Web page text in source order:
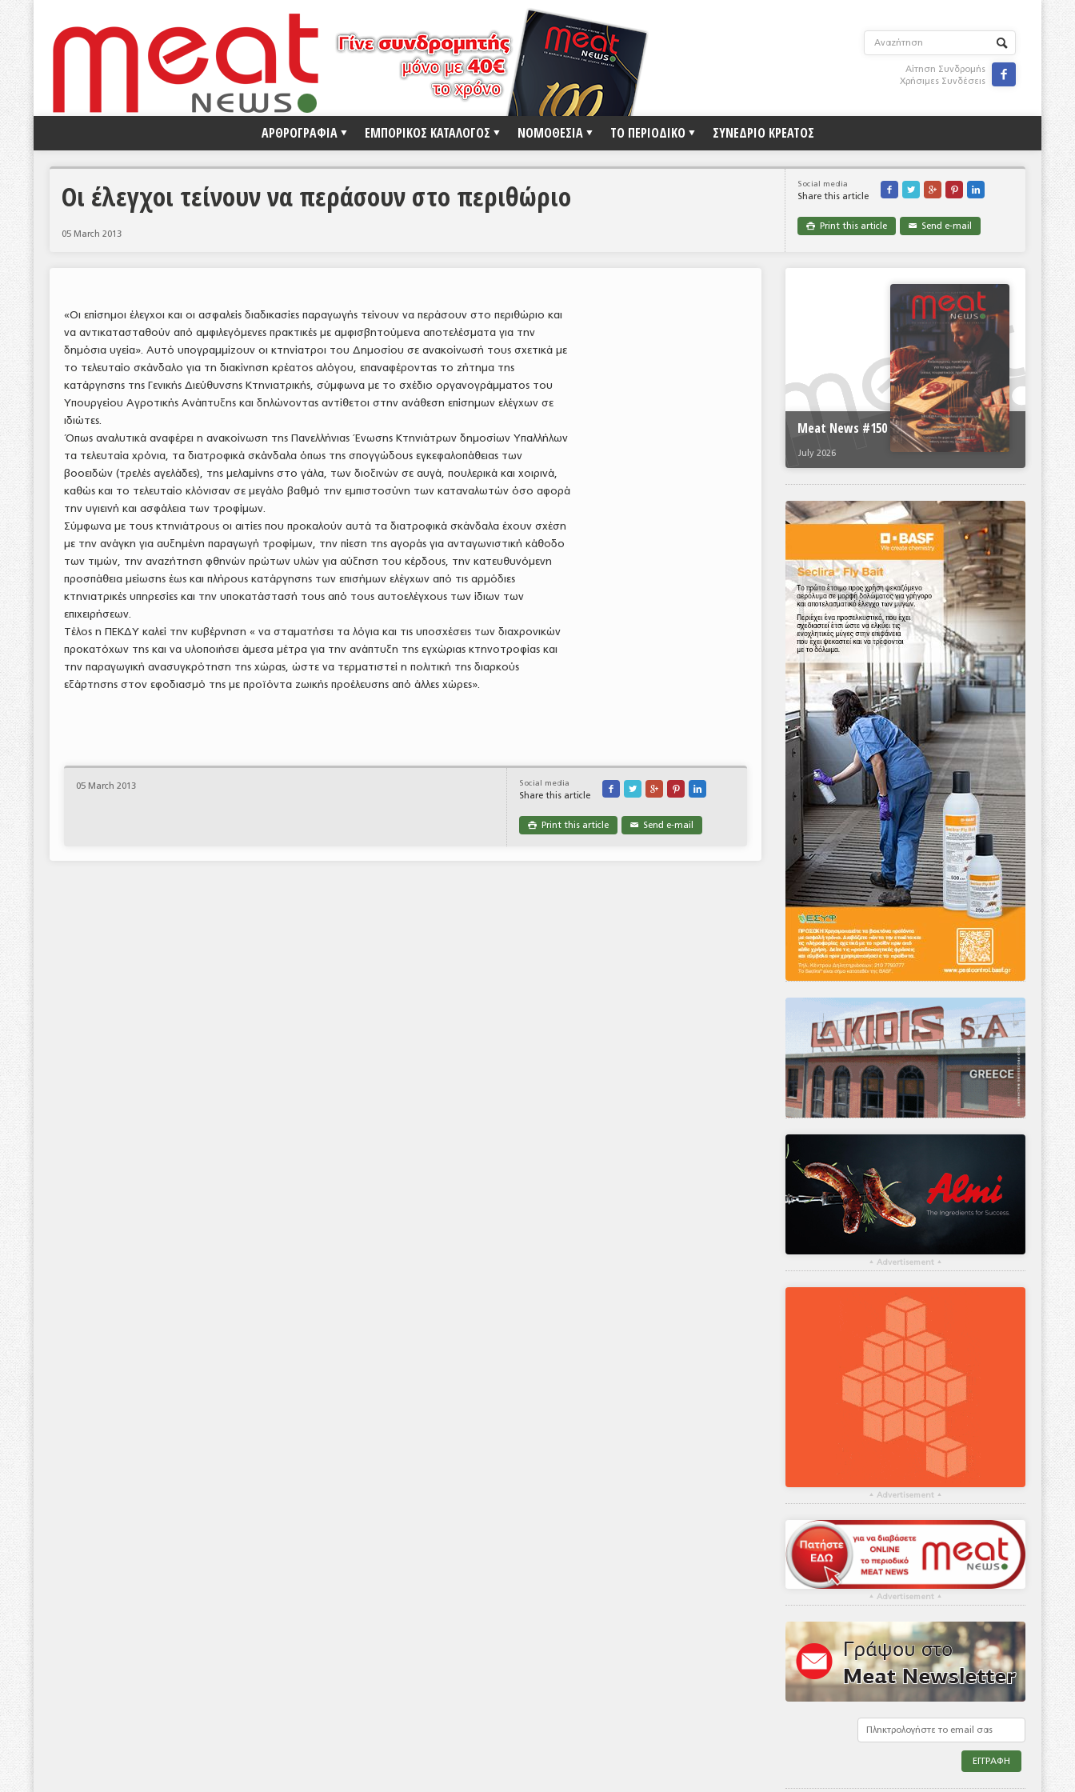
Αίτηση Συνδρομής
Χρήσιμες Συνδέσεις

ΑΡΘΡΟΓΡΑΦΙΑ ΕΜΠΟΡΙΚΟΣ ΚΑΤΑΛΟΓΟΣ ΝΟΜΟΘΕΣΙΑ ΤΟ ΠΕΡΙΟΔΙΚΟ ΣΥΝΕΔΡΙΟ ΚΡΕΑΤΟΣ
Social media
Share this article
    
 Print this article ✉ Send e-mail
Οι έλεγχοι τείνουν να περάσουν στο περιθώριο
05 March 2013
«Οι επίσημοι έλεγχοι και οι ασφαλείς διαδικασίες παραγωγής τείνουν να περάσουν στο περιθώριο και
να αντικατασταθούν από αμφιλεγόμενες πρακτικές με αμφισβητούμενα αποτελέσματα για την
δημόσια υγεία». Αυτό υπογραμμίζουν οι κτηνίατροι του Δημοσίου σε ανακοίνωσή τους σχετικά με
το τελευταίο σκάνδαλο για τη διακίνηση κρέατος αλόγου, επαναφέροντας το ζήτημα της
κατάργησης της Γενικής Διεύθυνσης Κτηνιατρικής, σύμφωνα με το σχέδιο οργανογράμματος του
Υπουργείου Αγροτικής Ανάπτυξης και δηλώνοντας αντίθετοι στην ανάθεση επίσημων ελέγχων σε
ιδιώτες.
Όπως αναλυτικά αναφέρει η ανακοίνωση της Πανελλήνιας Ένωσης Κτηνιάτρων δημοσίων Υπαλλήλων
τα τελευταία χρόνια, τα διατροφικά σκάνδαλα όπως της σπογγώδους εγκεφαλοπάθειας των
βοοειδών (τρελές αγελάδες), της μελαμίνης στο γάλα, των διοξινών σε αυγά, πουλερικά και χοιρινά,
καθώς και το τελευταίο κλόνισαν σε μεγάλο βαθμό την εμπιστοσύνη των καταναλωτών όσο αφορά
την υγιεινή και ασφάλεια των τροφίμων.
Σύμφωνα με τους κτηνιάτρους οι αιτίες που προκαλούν αυτά τα διατροφικά σκάνδαλα έχουν σχέση
με την ανάγκη για αυξημένη παραγωγή τροφίμων, την πίεση της αγοράς για ανταγωνιστική κάθοδο
των τιμών, την αναζήτηση φθηνών πρώτων υλών για αύξηση του κέρδους, την κατευθυνόμενη
προσπάθεια μείωσης έως και πλήρους κατάργησης των επισήμων ελέγχων από τις αρμόδιες
κτηνιατρικές υπηρεσίες και την υποκατάστασή τους από τους αυτοελέγχους των ίδιων των
επιχειρήσεων.
Τέλος η ΠΕΚΔΥ καλεί την κυβέρνηση « να σταματήσει τα λόγια και τις υποσχέσεις των διαχρονικών
προκατόχων της και να υλοποιήσει άμεσα μέτρα για την ανάπτυξη της εγχώριας κτηνοτροφίας και
την παραγωγική ανασυγκρότηση της χώρας, ώστε να τερματιστεί η πολιτική της διαρκούς
εξάρτησης στον εφοδιασμό της με προϊόντα ζωικής προέλευσης από άλλες χώρες».
Social media
Share this article
    
 Print this article ✉ Send e-mail
05 March 2013
Meat News #150
July 2026
▴ Advertisement ▴
▴ Advertisement ▴
▴ Advertisement ▴